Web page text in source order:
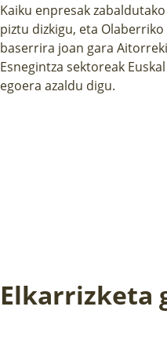
Kaiku enpresak
piztu dizkigu, eta
baserrira joan gara
Esnegintza sektoreak
egoera azaldu digu.
Elkarrizketa